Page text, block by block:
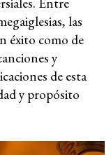
las
éxito como de
y
de esta
y propósito